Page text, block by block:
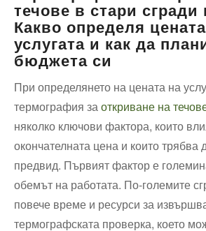
течове в стари
Какво определя
услугата и как да
бюджета си
При определянето на цената на
термография заоткриване на
няколко ключови фактора, които
окончателната цена и които трябва
предвид. Първият фактор е
обемът на работата. По-големите
повече време и ресурси за
термографската проверка, което